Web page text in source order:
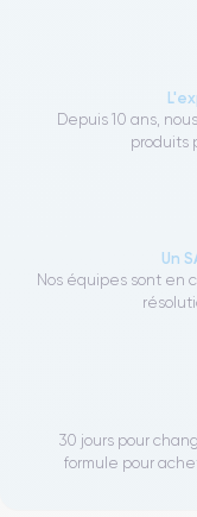
Depuis 10 ans,
produits
Un
Nos équipes sont en
30 jours pour
formule pour